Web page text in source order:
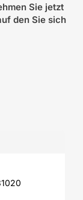
Sie jetzt
den Sie sich